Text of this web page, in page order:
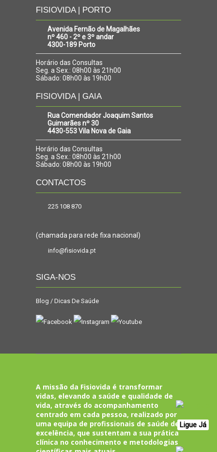
Ligue Já
FISIOVIDA | PORTO
Avenida Fernão de Magalhães
nº 460 - 2º e 3º andar
4300-189 Porto
Horário das Consultas
Seg. a Sex.: 08h00 às 21h00
Sábado: 08h00 às 19h00
FISIOVIDA | GAIA
Rua Comendador Joaquim Santos
Guimarães nº 30
4430-553 Vila Nova de Gaia
Horário das Consultas
Seg. a Sex.: 08h00 às 21h00
Sábado: 08h00 às 19h00
CONTACTOS
225 108 870
(chamada para rede fixa nacional)
info@fisiovida.pt
SIGA-NOS
Blog / Dicas De Saúde
A missão da Fisiovida é transformar
vidas, elevando a saúde e qualidade de
vida, através do acompanhamento
centrado em cada pessoa, realizado por
uma equipa de profissionais de saúde de
excelência, que sustentam a sua prática
clínica no conhecimento e metodologias